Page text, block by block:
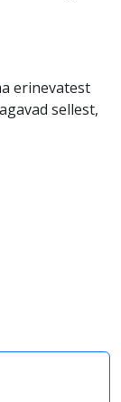
erinevatest
sellest,